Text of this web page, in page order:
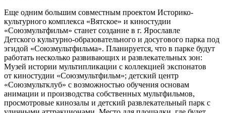
Еще одним большим совместным проектом Историко-
культурного комплекса «Вятское» и киностудии
«Союзмультфильм» станет создание в г. Ярославле
Детского культурно-образовательного и досугового парка под
эгидой «Союзмультфильма». Планируется, что в парке будут
работать несколько развивающих и развлекательных зон:
Музей истории мультипликации с коллекцией экспонатов
от киностудии «Союзмультфильм»; детский центр
«Союзмультклуб» с возможностью обучения основам
анимации и производства собственных мультфильмов,
просмотровые кинозалы и детский развлекательный парк с